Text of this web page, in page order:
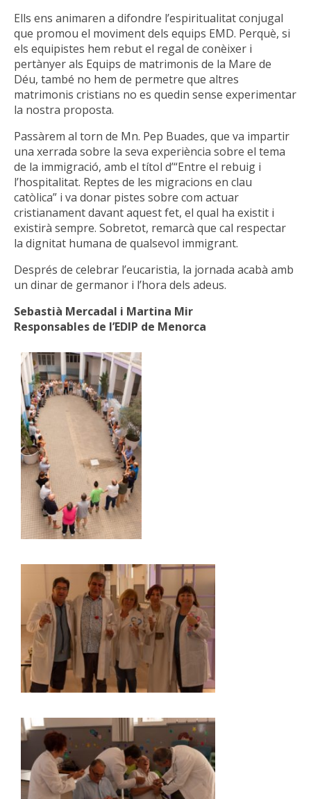
Ells ens animaren a difondre l’espiritualitat conjugal
que promou el moviment dels equips EMD. Perquè, si
els equipistes hem rebut el regal de conèixer i
pertànyer als Equips de matrimonis de la Mare de
Déu, també no hem de permetre que altres
matrimonis cristians no es quedin sense experimentar
la nostra proposta.
Passàrem al torn de Mn. Pep Buades, que va impartir
una xerrada sobre la seva experiència sobre el tema
de la immigració, amb el títol d’“Entre el rebuig i
l’hospitalitat. Reptes de les migracions en clau
catòlica” i va donar pistes sobre com actuar
cristianament davant aquest fet, el qual ha existit i
existirà sempre. Sobretot, remarcà que cal respectar
la dignitat humana de qualsevol immigrant.
Després de celebrar l’eucaristia, la jornada acabà amb
un dinar de germanor i l’hora dels adeus.
Sebastià Mercadal i Martina Mir
Responsables de l’EDIP de Menorca